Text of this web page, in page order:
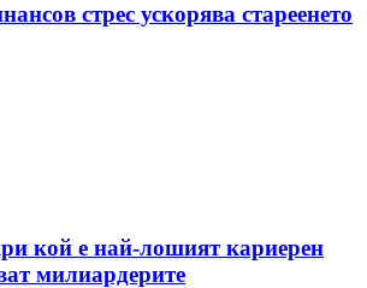
стрес ускорява стареенето
кой е най-лошият кариерен
милиардерите